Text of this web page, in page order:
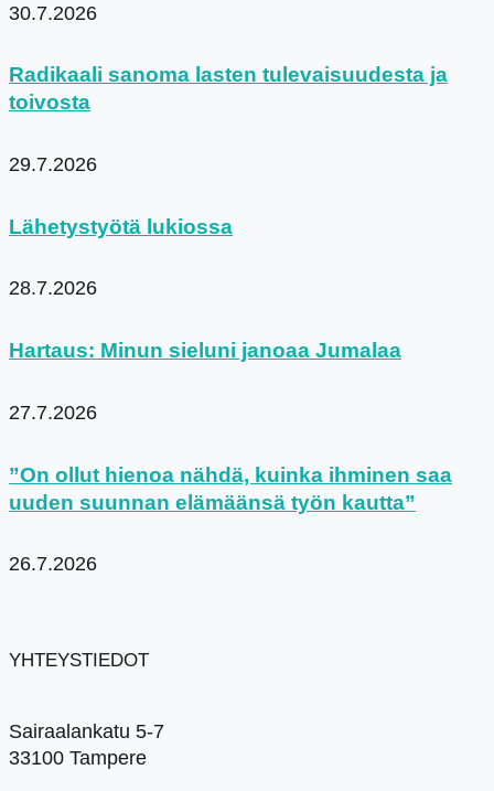
30.7.2026
Radikaali sanoma lasten tulevaisuudesta ja
toivosta
29.7.2026
Lähetystyötä lukiossa
28.7.2026
Hartaus: Minun sieluni janoaa Jumalaa
27.7.2026
”On ollut hienoa nähdä, kuinka ihminen saa
uuden suunnan elämäänsä työn kautta”
26.7.2026
YHTEYSTIEDOT
Sairaalankatu 5-7
33100 Tampere